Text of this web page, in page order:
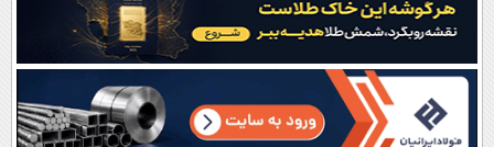
نظرسنجی
آب و هوا
اوقات شرعی
سواد زندگی